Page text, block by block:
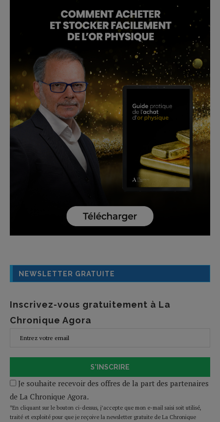
NEWSLETTER GRATUITE
Inscrivez-vous gratuitement à La
Chronique Agora
S'INSCRIRE
Je souhaite recevoir des offres de la part des partenaires
de La Chronique Agora.
*En cliquant sur le bouton ci-dessus, j’accepte que mon e-mail saisi soit utilisé,
traité et exploité pour que je reçoive la newsletter gratuite de La Chronique